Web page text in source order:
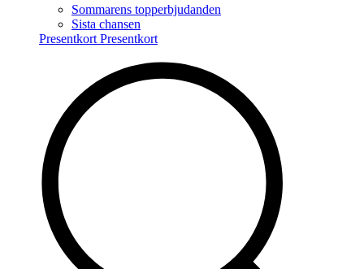
Sommarens topperbjudanden
Sista chansen
Presentkort Presentkort